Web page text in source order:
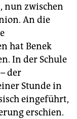
nun zwischen
An die
hat Benek
In der Schule
der
Stunde in
eingeführt,
erschien.